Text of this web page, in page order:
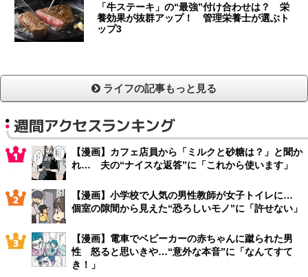
「牛ステーキ」の“最強”付け合わせは？ 栄
養効果が抜群アップ！ 管理栄養士が選ぶト
ップ3
ライフの記事もっと見る
週間アクセスランキング
【漫画】カフェ店員から「ミルクと砂糖は？」と聞か
れ… 夫の“ナイスな返答”に「これから使います」
【漫画】小学校で人気の男性教師が女子トイレに…
個室の隙間から見えた“恐ろしいモノ”に「許せない」
【漫画】電車でベビーカーの赤ちゃんに蹴られた男
性 怒ると思いきや…“意外な本音”に「なんてすて
き！」